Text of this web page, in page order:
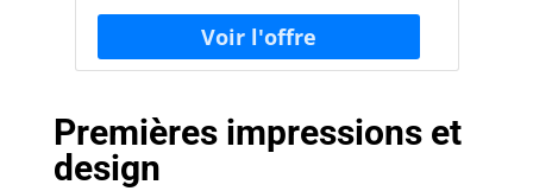
Premières impressions et
design